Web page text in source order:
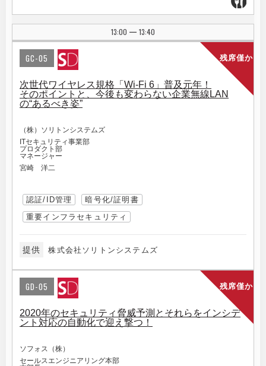
13:00 | 13:40
残席僅か
GC-05
次世代ワイヤレス規格「Wi-Fi 6」普及元年！
そのポイントと、今後も変わらない企業無線LAN
の“あるべき姿”
（株）ソリトンシステムズ
ITセキュリティ事業部
プロダクト部
マネージャー
宮崎 洋二
認証/ID管理
暗号化/証明書
重要インフラセキュリティ
提供 株式会社ソリトンシステムズ
残席僅か
GD-05
2020年のセキュリティ脅威予測とそれらをインシデ
ント対応の自動化で迎え撃つ！
ソフォス（株）
セールスエンジニアリング本部